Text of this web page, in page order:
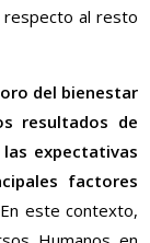
al resto
del bienestar
resultados de
expectativas
factores
En este contexto,